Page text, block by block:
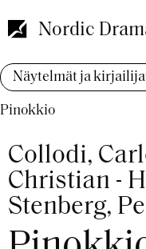
pääsisältöön
Nordic
Murupolku
Näytelmät ja
Pinokkio
Collodi,
Christian -
Stenberg,